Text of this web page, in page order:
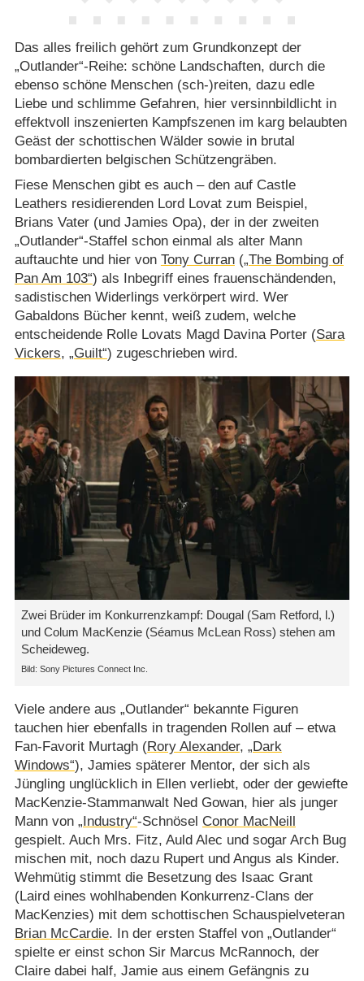
Das alles freilich gehört zum Grundkonzept der
„Outlander“-Reihe: schöne Landschaften, durch die
ebenso schöne Menschen (sch-)reiten, dazu edle
Liebe und schlimme Gefahren, hier versinnbildlicht in
effektvoll inszenierten Kampfszenen im karg belaubten
Geäst der schottischen Wälder sowie in brutal
bombardierten belgischen Schützengräben.
Fiese Menschen gibt es auch – den auf Castle
Leathers residierenden Lord Lovat zum Beispiel,
Brians Vater (und Jamies Opa), der in der zweiten
„Outlander“-Staffel schon einmal als alter Mann
auftauchte und hier von Tony Curran(„The Bombing of
Pan Am 103“) als Inbegriff eines frauenschändenden,
sadistischen Widerlings verkörpert wird. Wer
Gabaldons Bücher kennt, weiß zudem, welche
entscheidende Rolle Lovats Magd Davina Porter (Sara
Vickers, „Guilt“) zugeschrieben wird.
Zwei Brüder im Konkurrenzkampf: Dougal (Sam Retford, l.)
und Colum MacKenzie (Séamus McLean Ross) stehen am
Scheideweg.
Sony Pictures Connect Inc.
Viele andere aus „Outlander“ bekannte Figuren
tauchen hier ebenfalls in tragenden Rollen auf – etwa
Fan-Favorit Murtagh (Rory Alexander, „Dark
Windows“), Jamies späterer Mentor, der sich als
Jüngling unglücklich in Ellen verliebt, oder der gewiefte
MacKenzie-Stammanwalt Ned Gowan, hier als junger
Mann von „Industry“-Schnösel Conor MacNeill
gespielt. Auch Mrs. Fitz, Auld Alec und sogar Arch Bug
mischen mit, noch dazu Rupert und Angus als Kinder.
Wehmütig stimmt die Besetzung des Isaac Grant
(Laird eines wohlhabenden Konkurrenz-Clans der
MacKenzies) mit dem schottischen Schauspielveteran
Brian McCardie. In der ersten Staffel von „Outlander“
spielte er einst schon Sir Marcus McRannoch, der
Claire dabei half, Jamie aus einem Gefängnis zu